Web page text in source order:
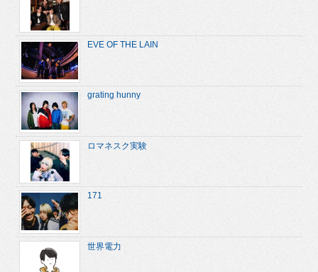
EVE OF THE LAIN
grating hunny
ロマネスク実験
171
世界電力